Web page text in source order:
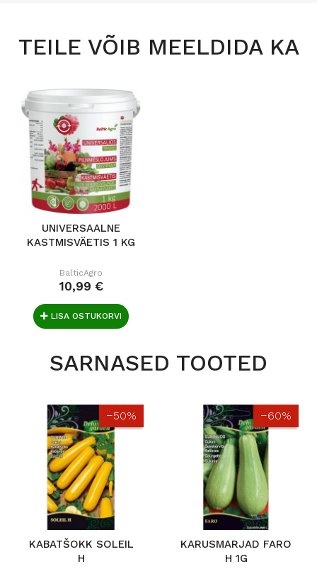
TEILE VÕIB MEELDIDA KA
UNIVERSAALNE
KASTMISVÄETIS 1 KG
BalticAgro
10,99 €
LISA OSTUKORVI
SARNASED TOOTED
−50%
KABATŠOKK SOLEIL
H
−60%
KARUSMARJAD FARO
H 1G